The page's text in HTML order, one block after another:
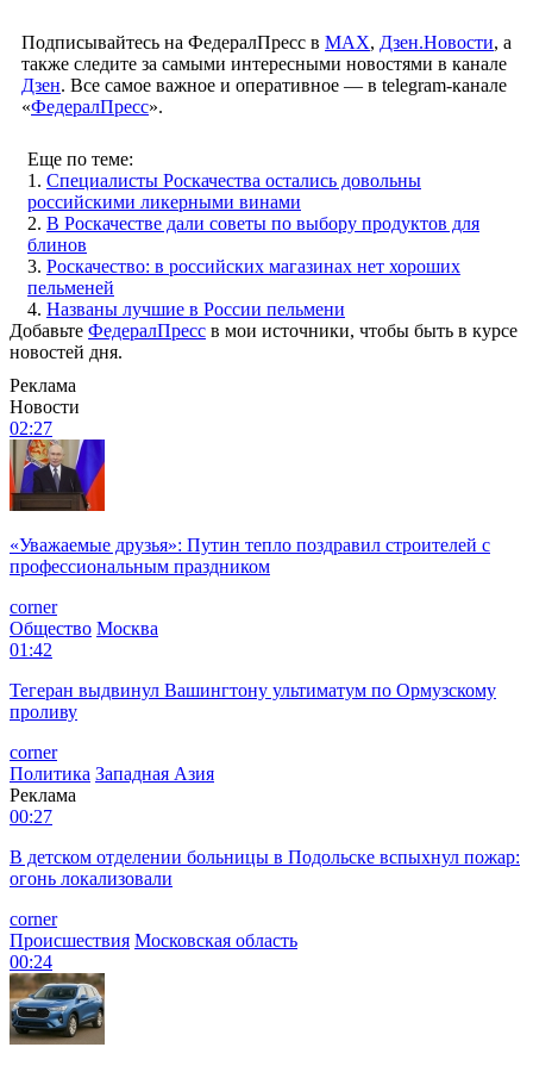
Подписывайтесь на ФедералПресс в МАХ, Дзен.Новости, а
также следите за самыми интересными новостями в канале
Дзен. Все самое важное и оперативное — в telegram-канале
«ФедералПресс».
Еще по теме:
1. Специалисты Роскачества остались довольны
российскими ликерными винами
2. В Роскачестве дали советы по выбору продуктов для
блинов
3. Роскачество: в российских магазинах нет хороших
пельменей
4. Названы лучшие в России пельмени
Добавьте ФедералПресс в мои источники, чтобы быть в курсе
новостей дня.
Реклама
Новости
02:27
«Уважаемые друзья»: Путин тепло поздравил строителей с
профессиональным праздником
corner
Общество Москва
01:42
Тегеран выдвинул Вашингтону ультиматум по Ормузскому
проливу
corner
Политика Западная Азия
Реклама
00:27
В детском отделении больницы в Подольске вспыхнул пожар:
огонь локализовали
corner
Происшествия Московская область
00:24